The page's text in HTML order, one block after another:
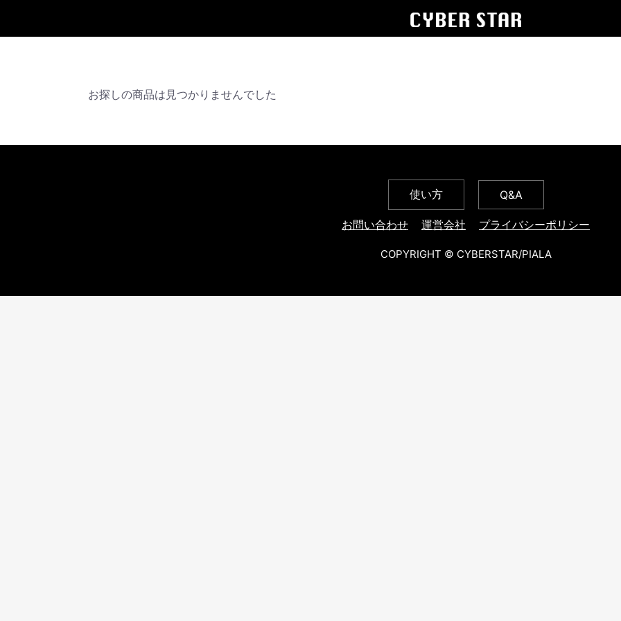
お探しの商品は見つかりませんでした
使い方 Q&A
お問い合わせ 運営会社 プライバシーポリシー
COPYRIGHT © CYBERSTAR/PIALA